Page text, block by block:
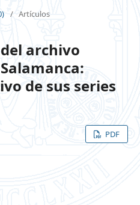
/ Artículos
archivo
de sus series
PDF